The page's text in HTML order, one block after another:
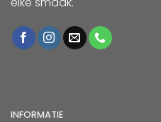
INFORMATIE